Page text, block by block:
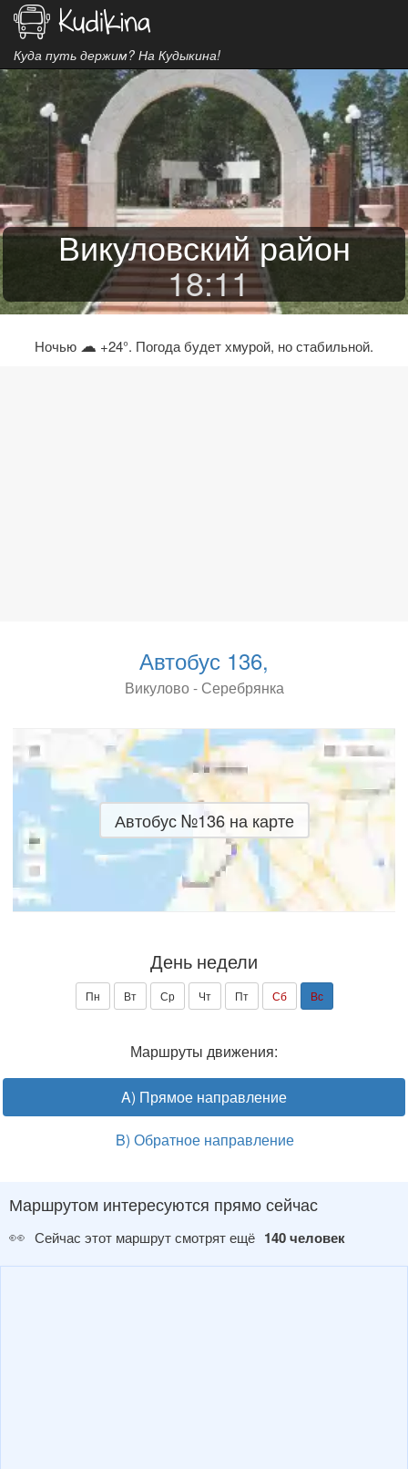
Куда путь держим? На Кудыкина!
Викуловский район
18:11
Ночью ☁ +24°. Погода будет хмурой, но стабильной.
Автобус 136,
Викулово - Серебрянка
Автобус №136 на карте
День недели
Пн Вт Ср Чт Пт Сб Вс
Маршруты движения:
A) Прямое направление
B) Обратное направление
Маршрутом интересуются прямо сейчас
👀 Сейчас этот маршрут смотрят ещё 140 человек